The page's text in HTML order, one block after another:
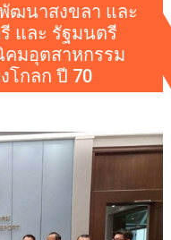
ฒนาสงขลา และ
และ รัฐมนตรี
มอุตสาหกรรม
โกลก ปี 70